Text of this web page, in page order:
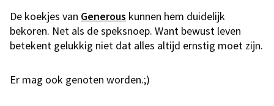
De koekjes van Generous kunnen hem duidelijk
bekoren. Net als de speksnoep. Want bewust leven
betekent gelukkig niet dat alles altijd ernstig moet zijn.
Er mag ook genoten worden.;)